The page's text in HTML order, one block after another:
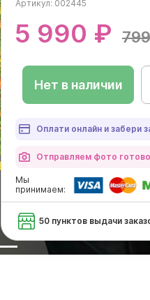
Артикул: 002445
5 990 ₽
Нет в наличии
Оплати онлайн и забери
Отправляем фото
Мы
принимаем:
50 пунктов выдачи